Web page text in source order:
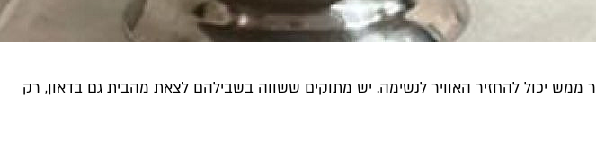
יכול להחזיר האוויר לנשימה. יש מתוקים ששווה בשבילהם לצאת מהבית גם בדאון, רק